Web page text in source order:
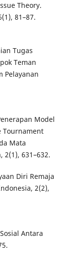
Theory.
81–87.
Tugas
Teman
Pelayanan
Model
Tournament
Mata
2(1), 631–632.
Diri Remaja
2(2),
Antara